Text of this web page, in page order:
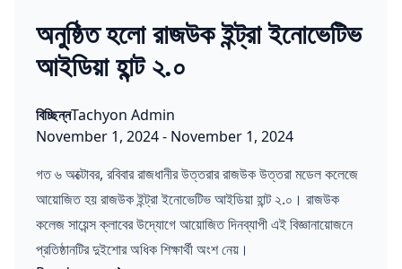
অনুষ্ঠিত হলো রাজউক ইন্ট্রা ইনোভেটিভ
আইডিয়া হান্ট ২.০
Posted in
বিচ্ছিন্নPosted by
Tachyon Admin
Published on:
November 1, 2024- Last updated on:
November 1, 2024
গত ৬ অক্টোবর, রবিবার রাজধানীর উত্তরার রাজউক উত্তরা মডেল কলেজে
আয়োজিত হয় রাজউক ইন্ট্রা ইনোভেটিভ আইডিয়া হান্ট ২.০। রাজউক
কলেজ সায়েন্স ক্লাবের উদ্যোগে আয়োজিত দিনব্যাপী এই বিজ্ঞানায়োজনে
প্রতিষ্ঠানটির দুইশোর অধিক শিক্ষার্থী অংশ নেয়।